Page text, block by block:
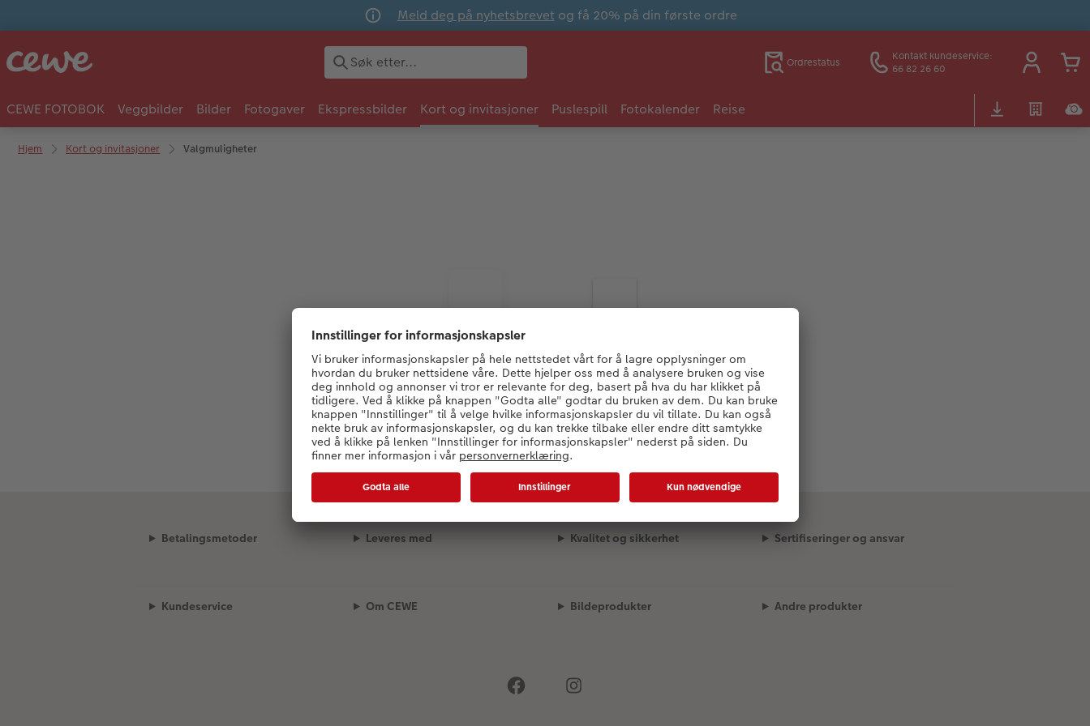
Meld deg på nyhetsbrevet og få 20% på din første ordre
Ordrestatus
Kontakt kundeservice:
66 82 26 60
CEWE FOTOBOK Veggbilder Bilder Fotogaver Ekspressbilder Kort og invitasjoner Puslespill Fotokalender Reise
Hjem Kort og invitasjoner Valgmuligheter
Konfigurator lastes inn..
Betalingsmetoder Leveres med Kvalitet og sikkerhet Sertifiseringer og ansvar
Kundeservice Om CEWE Bildeprodukter Andre produkter